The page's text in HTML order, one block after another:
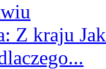
Z kraju